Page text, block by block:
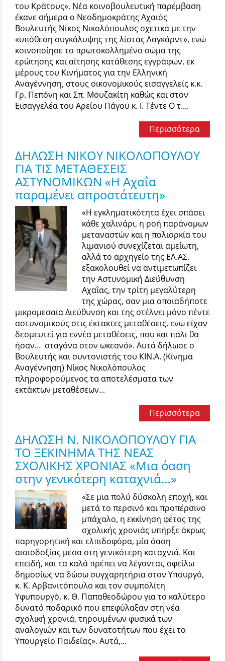
του Κράτους». Νέα κοινοβουλευτική παρέμβαση
έκανε σήμερα ο Νεοδημοκράτης Αχαιός
Βουλευτής Νίκος Νικολόπουλος σχετικά με την
«υπόθεση συγκάλυψης της λίστας Λαγκάρντ», ενώ
κοινοποίησε το πρωτοκολλημένο σώμα της
ερώτησης και αίτησης κατάθεσης εγγράφων, εκ
μέρους του Κινήματος για την Ελληνική
Αναγέννηση, στους οικονομικούς εισαγγελείς κ.κ.
Γρ. Πεπόνη και Σπ. Μουζακίτη καθώς και στον
Εισαγγελέα του Αρείου Πάγου κ. Ι. Τέντε Ο τ....
Περισσότερα
ΔΗΛΩΣΗ ΝΙΚΟΥ ΝΙΚΟΛΟΠΟΥΛΟΥ
ΓΙΑ ΤΙΣ ΜΕΤΑΘΕΣΕΙΣ
ΑΣΤΥΝΟΜΙΚΩΝ «Η Αχαΐα
παραμένει απροστάτευτη»
«Η εγκληματικότητα έχει σπάσει
κάθε χαλινάρι, η ροή παράνομων
μεταναστών και η πολιορκία του
λιμανιού συνεχίζεται αμείωτη,
αλλά το αρχηγείο της ΕΛ.ΑΣ.
εξακολουθεί να αντιμετωπίζει
την Αστυνομική Διεύθυνση
Αχαΐας, την τρίτη μεγαλύτερη
της χώρας, σαν μια οποιαδήποτε
μικρομεσαία Διεύθυνση και της στέλνει μόνο πέντε
αστυνομικούς στις έκτακτες μεταθέσεις, ενώ είχαν
δεσμευτεί για εννέα μεταθέσεις, που και πάλι θα
ήσαν… σταγόνα στον ωκεανό». Αυτά δήλωσε ο
Βουλευτής και συντονιστής του ΚΙΝ.Α. (Κίνημα
Αναγέννηση) Νίκος Νικολόπουλος
πληροφορούμενος τα αποτελέσματα των
εκτάκτων μεταθέσεων...
Περισσότερα
ΔΗΛΩΣΗ Ν. ΝΙΚΟΛΟΠΟΥΛΟΥ ΓΙΑ
ΤΟ ΞΕΚΙΝΗΜΑ ΤΗΣ ΝΕΑΣ
ΣΧΟΛΙΚΗΣ ΧΡΟΝΙΑΣ «Μια όαση
στην γενικότερη καταχνιά…»
«Σε μια πολύ δύσκολη εποχή, και
μετά το περσινό και προπέρσινο
μπάχαλο, η εκκίνηση φέτος της
σχολικής χρονιάς υπήρξε άκρως
παρηγορητική και ελπιδοφόρα, μία όαση
αισιοδοξίας μέσα στη γενικότερη καταχνιά. Και
επειδή, και τα καλά πρέπει να λέγονται, οφείλω
δημοσίως να δώσω συγχαρητήρια στον Υπουργό,
κ. Κ. Αρβανιτόπουλο και τον συμπολίτη
Υφυπουργό, κ. Θ. Παπαθεοδώρου για το καλύτερο
δυνατό ποδαρικό που επεφύλαξαν στη νέα
σχολική χρονιά, τηρουμένων φυσικά των
αναλογιών και των δυνατοτήτων που έχει το
Υπουργείο Παιδείας». Αυτά,...